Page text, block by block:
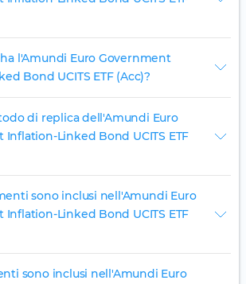
l'Amundi Euro Government
Bond UCITS ETF (Acc)?
di replica dell'Amundi Euro
Linked Bond UCITS ETF
sono inclusi nell'Amundi Euro
Linked Bond UCITS ETF
sono inclusi nell'Amundi Euro